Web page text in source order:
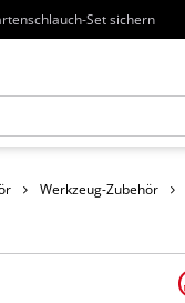
Set sichern
Werkzeug-Zubehör